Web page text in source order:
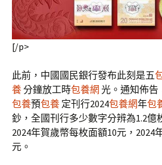
[/p>
此前，中國國民銀行發布此刻是五
養分鐘放工時包養網 光。通知佈告
包養預包養 定刊行2024包養網年包
鈔，全國刊行多少數字分辨為1.2億
2024年賀歲幣每枚面額10元，2024
元。